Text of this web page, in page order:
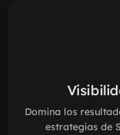
Domina los
estrategias de